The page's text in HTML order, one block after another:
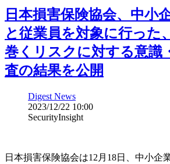
日本損害保険協会、中小
と従業員を対象に行った
巻くリスクに対する意識
査の結果を公開
Digest News
2023/12/22 10:00
SecurityInsight
日本損害保険協会は12月18日、中小企